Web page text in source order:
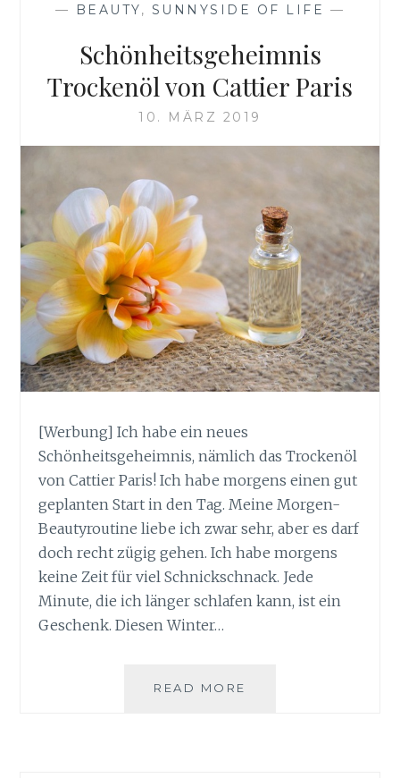
— BEAUTY, SUNNYSIDE OF LIFE —
Schönheitsgeheimnis
Trockenöl von Cattier Paris
10. MÄRZ 2019
[Werbung] Ich habe ein neues
Schönheitsgeheimnis, nämlich das Trockenöl
von Cattier Paris! Ich habe morgens einen gut
geplanten Start in den Tag. Meine Morgen-
Beautyroutine liebe ich zwar sehr, aber es darf
doch recht zügig gehen. Ich habe morgens
keine Zeit für viel Schnickschnack. Jede
Minute, die ich länger schlafen kann, ist ein
Geschenk. Diesen Winter…
READ MORE